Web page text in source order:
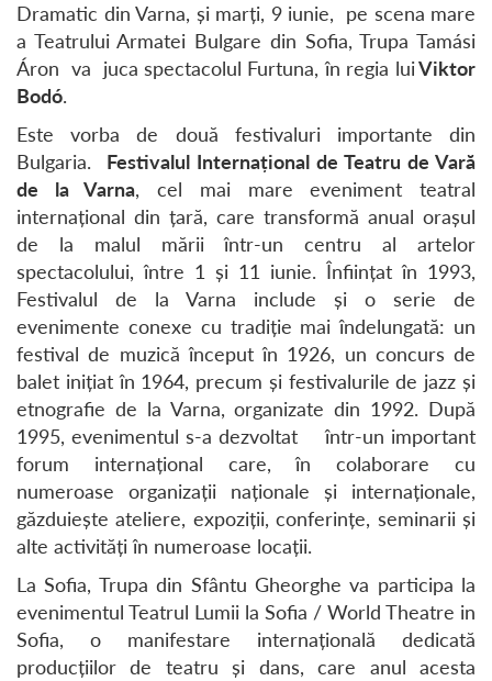
Dramatic din Varna, și marți, 9 iunie, pe scena mare
a Teatrului Armatei Bulgare din Sofia, Trupa Tamási
Áron va juca spectacolul Furtuna, în regia luiViktor
Bodó.
Este vorba de două festivaluri importante din
Bulgaria. Festivalul Internațional de Teatru de Vară
de la Varna, cel mai mare eveniment teatral
internațional din țară, care transformă anual orașul
de la malul mării într-un centru al artelor
spectacolului, între 1 și 11 iunie. Înființat în 1993,
Festivalul de la Varna include și o serie de
evenimente conexe cu tradiție mai îndelungată: un
festival de muzică început în 1926, un concurs de
balet inițiat în 1964, precum și festivalurile de jazz și
etnografie de la Varna, organizate din 1992. După
1995, evenimentul s-a dezvoltat într-un important
forum internațional care, în colaborare cu
numeroase organizații naționale și internaționale,
găzduiește ateliere, expoziții, conferințe, seminarii și
alte activități în numeroase locații.
La Sofia, Trupa din Sfântu Gheorghe va participa la
evenimentul Teatrul Lumii la Sofia / World Theatre in
Sofia, o manifestare internațională dedicată
producțiilor de teatru și dans, care anul acesta